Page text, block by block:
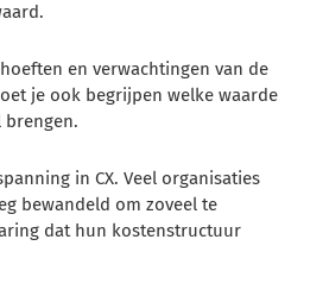
en verwachtingen van de
je ook begrijpen welke waarde
brengen.
in CX. Veel organisaties
bewandeld om zoveel te
dat hun kostenstructuur